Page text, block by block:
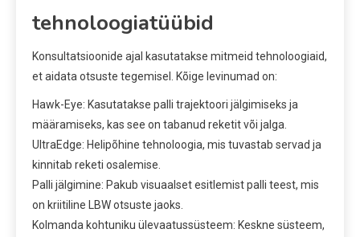
tehnoloogiatüübid
Konsultatsioonide ajal kasutatakse mitmeid tehnoloogiaid,
et aidata otsuste tegemisel. Kõige levinumad on:
Hawk-Eye: Kasutatakse palli trajektoori jälgimiseks ja
määramiseks, kas see on tabanud reketit või jalga.
UltraEdge: Helipõhine tehnoloogia, mis tuvastab servad ja
kinnitab reketi osalemise.
Palli jälgimine: Pakub visuaalset esitlemist palli teest, mis
on kriitiline LBW otsuste jaoks.
Kolmanda kohtuniku ülevaatussüsteem: Keskne süsteem,